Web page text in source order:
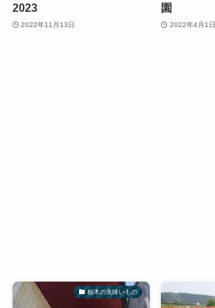
2023
2022年11月13日
園
2022年4月1日
栃木の美味いもの